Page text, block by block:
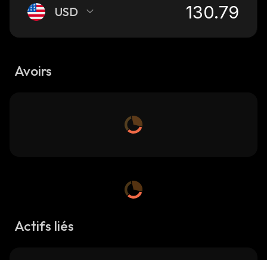
USD
Avoirs
Actifs liés